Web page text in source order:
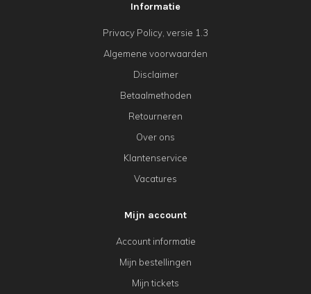
Informatie
Privacy Policy, versie 1.3
Algemene voorwaarden
Disclaimer
Betaalmethoden
Retourneren
Over ons
Klantenservice
Vacatures
Mijn account
Account informatie
Mijn bestellingen
Mijn tickets